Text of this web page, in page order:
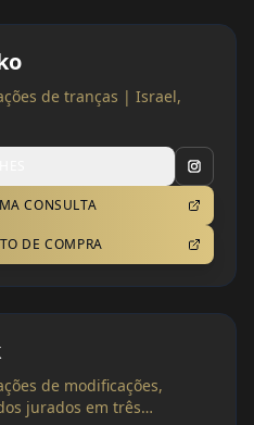
de tranças | Israel,
CONSULTA
DE COMPRA
de modificações,
jurados em três